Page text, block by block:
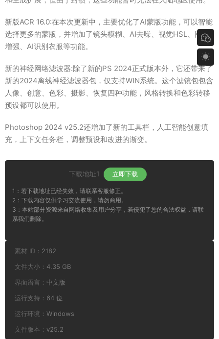
新版ACR 16.0:在本次更新中，主要优化了AI蒙版功能，可以智能
选择更多的蒙版，并增加了镜头模糊、AI去噪、视觉HSL、图像
增强、AI识别衣服等功能。
新的神经网络滤波器:除了新的PS 2024正式版本外，它还带来了
新的2024离线神经滤波器包，仅支持WIN系统。这个滤镜包包含
人像、创意、色彩、摄影、恢复四种功能，风格转换和色彩转移
预设都可以使用。
Photoshop 2024 v25.2还增加了新的工具栏，人工智能创意填
充，上下文任务栏，调整预设和改进的渐变。
下载地址1 立即下载
1：若下载地址已经失效，请联系客服修正。
2：下载内容仅供学习交流使用，请勿商用。
3：本站部分资源来自网络收集及用户分享，若侵犯了您的合法权益，请联
系我们删除。
素材 ID： 2182
文件大小： 4.35 GB
界面语言： 中文版
运行支持： 64 位
运行环境： Windows
文件版本： v25.2